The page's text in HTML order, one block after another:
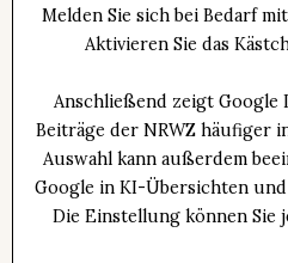
Melden Sie sich bei Bedarf
Aktivieren Sie das
Anschließend zeigt Google
Beiträge der NRWZ häufiger
Auswahl kann außerdem
Google in KI-Übersichten
Die Einstellung können Sie